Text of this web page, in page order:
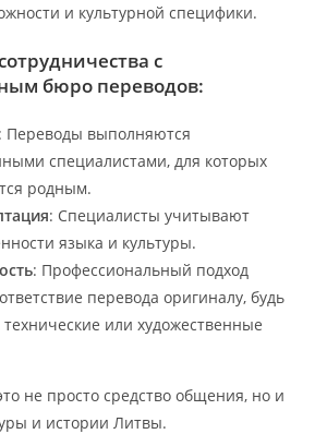
и культурной специфики.
с
бюро переводов:
: Переводы выполняются
специалистами, для которых
родным.
: Специалисты учитывают
языка и культуры.
: Профессиональный подход
перевода оригиналу, будь
или художественные
не просто средство общения, но и
и истории Литвы.